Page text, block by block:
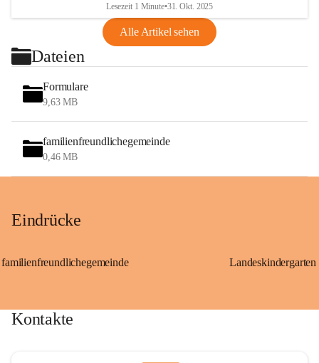
Lesezeit 1 Minute•31. Okt. 2025
Alle Artikel sehen
Dateien
Formulare
9,63 MB
familienfreundlichegemeinde
0,46 MB
Eindrücke
familienfreundlichegemeinde
Kontakte